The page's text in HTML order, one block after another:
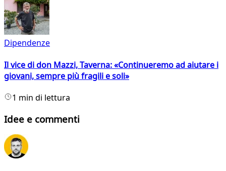
Dipendenze
Il vice di don Mazzi, Taverna: «Continueremo ad aiutare i
giovani, sempre più fragili e soli»
1 min di lettura
Idee e commenti